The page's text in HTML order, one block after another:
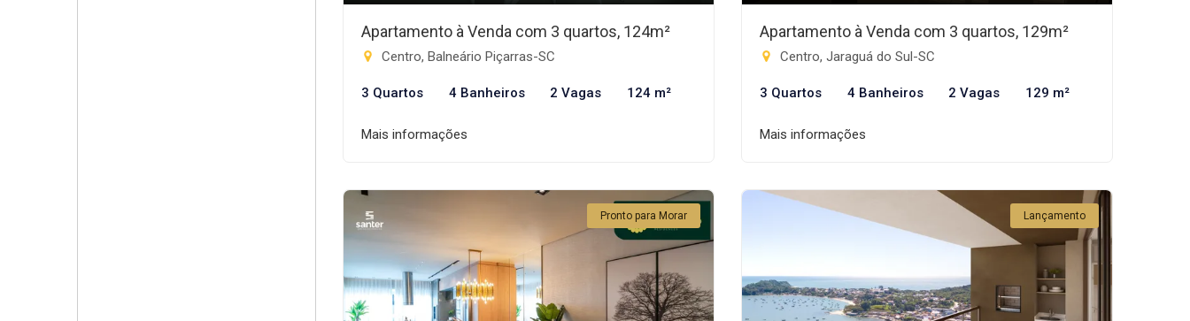
Apartamento à Venda com 3 quartos, 124m²
Centro, Balneário Piçarras-SC
3 Quartos 4 Banheiros 2 Vagas 124 m²
Mais informações
Apartamento à Venda com 3 quartos, 129m²
Centro, Jaraguá do Sul-SC
3 Quartos 4 Banheiros 2 Vagas 129 m²
Mais informações
Pronto para Morar Lançamento